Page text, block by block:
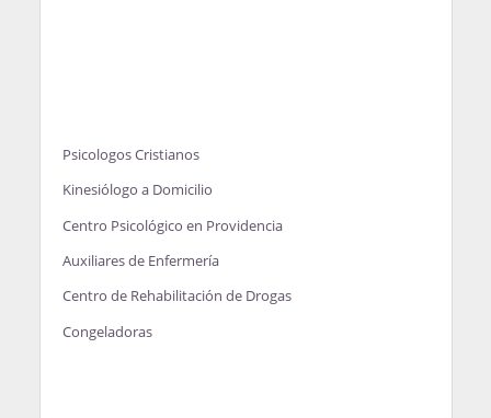
Psicologos Cristianos
Kinesiólogo a Domicilio
Centro Psicológico en Providencia
Auxiliares de Enfermería
Centro de Rehabilitación de Drogas
Congeladoras